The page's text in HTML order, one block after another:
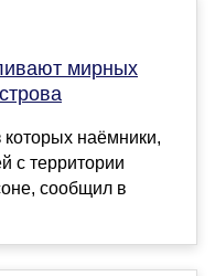
мирных
наёмники,
с территории
сообщил в